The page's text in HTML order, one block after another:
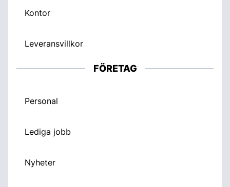
Kontor
Leveransvillkor
FÖRETAG
Personal
Lediga jobb
Nyheter